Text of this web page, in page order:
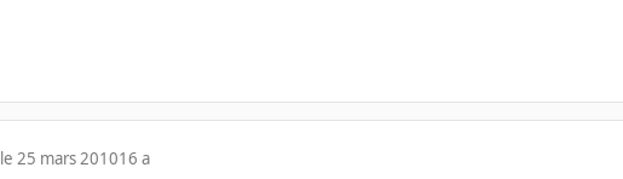
le 25 mars 201016 a